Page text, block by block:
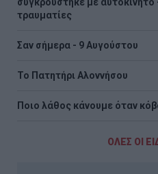
τραυματίες
Σαν σήμερα - 9 Αυγούστου
Το Πατητήρι Αλοννήσου
Ποιο λάθος κάνουμε όταν
ΟΛΕΣ ΟΙ